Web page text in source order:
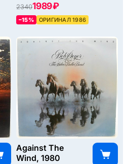
23401989 ₽
–15% ОРИГИНАЛ 1986
Against The
Wind, 1980